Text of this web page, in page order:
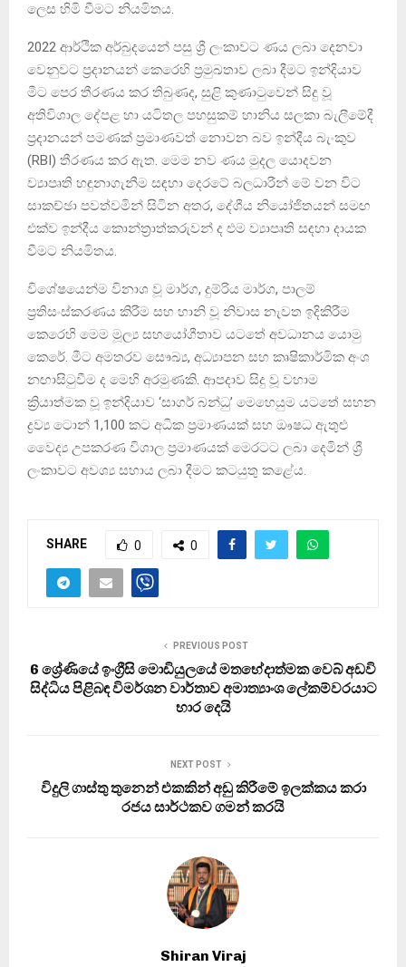
ලෙස හිමි වීමට නියමිතය.
2022 ආර්ථික අර්බුදයෙන් පසු ශ්‍රී ලංකාවට ණය ලබා දෙනවා
වෙනුවට ප්‍රදානයන් කෙරෙහි ප්‍රමුඛතාව ලබා දීමට ඉන්දියාව
මීට පෙර තීරණය කර තිබුණද, සුළි කුණාටුවෙන් සිදු වූ
අතිවිශාල දේපළ හා යටිතල පහසුකම් හානිය සලකා බැලීමේදී
ප්‍රදානයන් පමණක් ප්‍රමාණවත් නොවන බව ඉන්දීය බැංකුව
(RBI) තීරණය කර ඇත. මෙම නව ණය මුදල යොදවන
ව්‍යාපෘති හඳුනාගැනීම සඳහා දෙරටේ බලධාරීන් මේ වන විට
සාකච්ඡා පවත්වමින් සිටින අතර, දේශීය නියෝජිතයන් සමඟ
එක්ව ඉන්දීය කොන්ත්‍රාත්කරුවන් ද එම ව්‍යාපෘති සඳහා දායක
වීමට නියමිතය.
විශේෂයෙන්ම විනාශ වූ මාර්ග, දුම්රිය මාර්ග, පාලම්
ප්‍රතිසංස්කරණය කිරීම සහ හානි වූ නිවාස නැවත ඉදිකිරීම
කෙරෙහි මෙම මූල්‍ය සහයෝගීතාව යටතේ අවධානය යොමු
කෙරේ. මීට අමතරව සෞඛ්‍ය, අධ්‍යාපන සහ කෘෂිකාර්මික අංශ
නඟාසිටුවීම ද මෙහි අරමුණකි. ආපදාව සිදු වූ වහාම
ක්‍රියාත්මක වූ ඉන්දියාව ‘සාගර් බන්ධු’ මෙහෙයුම යටතේ සහන
ද්‍රව්‍ය ටොන් 1,100 කට අධික ප්‍රමාණයක් සහ ඖෂධ ඇතුළු
වෛද්‍ය උපකරණ විශාල ප්‍රමාණයක් මෙරටට ලබා දෙමින් ශ්‍රී
ලංකාවට අවශ්‍ය සහාය ලබා දීමට කටයුතු කළේය.
SHARE 0 0
PREVIOUS POST
6 ශ්‍රේණියේ ඉංග්‍රීසි මොඩියුලයේ මතභේදාත්මක වෙබ් අඩවි
සිද්ධිය පිළිබඳ විමර්ශන වාර්තාව අමාත්‍යාංශ ලේකම්වරයාට
භාර දෙයි
NEXT POST
විදුලි ගාස්තු තුනෙන් එකකින් අඩු කිරීමේ ඉලක්කය කරා
රජය සාර්ථකව ගමන් කරයි
Shiran Viraj